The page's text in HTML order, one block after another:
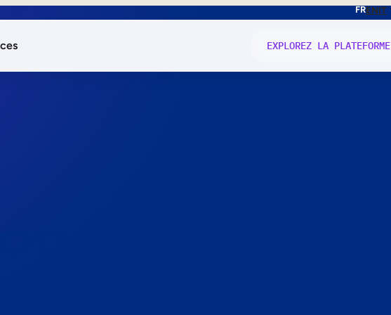
FRENIT
EXPLOREZ LA PLATEFORME